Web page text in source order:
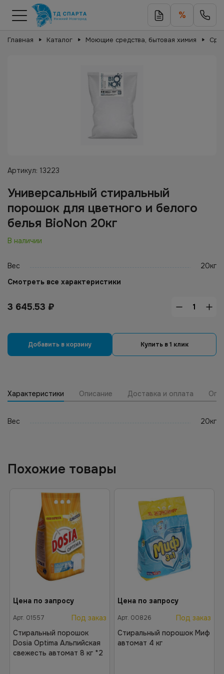
%
Главная Каталог Моющие средства, бытовая химия
Артикул: 13223
Универсальный стиральный
порошок для цветного и белого
белья BioNon 20кг
В наличии
Вес
20кг
Смотреть все характеристики
3 645.53 ₽
Добавить в корзину Купить в 1 клик
Характеристики Описание Доставка и оплата
Вес 20кг
Похожие товары
Цена по запросу
Арт. 01557
Под заказ
Стиральный порошок
Dosia Optima Альпийская
свежесть автомат 8 кг *2
Цена по запросу
Арт. 00826
Под заказ
Стиральный порошок Миф
автомат 4 кг